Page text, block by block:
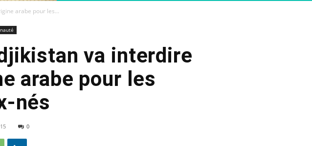
arabe pour les...
va interdire
arabe pour les
nés
0